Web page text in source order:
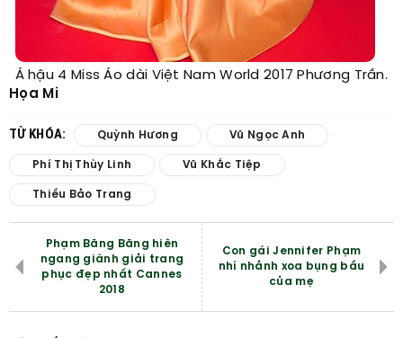
Á hậu 4 Miss Áo dài Việt Nam World 2017 Phương Trần.
Họa Mi
TỪ KHÓA: Quỳnh Hương Vũ Ngọc Anh
Phí Thị Thùy Linh Vũ Khắc Tiệp
Thiều Bảo Trang
Phạm Băng Băng hiên
ngang giành giải trang
phục đẹp nhất Cannes
2018
Con gái Jennifer Phạm
nhí nhảnh xoa bụng bầu
của mẹ